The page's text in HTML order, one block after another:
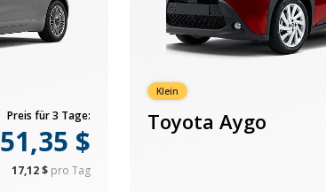
Preis für 3 Tage:
51,35 $
17,12 $ pro Tag
Klein
Toyota Aygo